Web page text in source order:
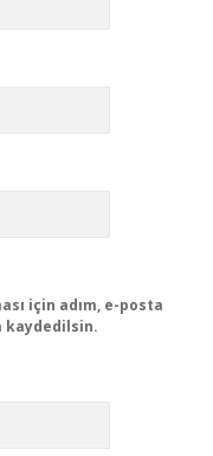
için adım, e-posta
kaydedilsin.